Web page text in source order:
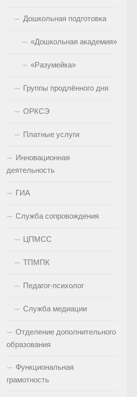
Дошкольная подготовка
«Дошкольная академия»
«Разумейка»
Группы продлённого дня
ОРКСЭ
Платные услуги
Инновационная
деятельность
ГИА
Служба сопровождения
ЦПМСС
ТПМПК
Педагог-психолог
Служба медиации
Отделение дополнительного
образования
Функциональная
грамотность